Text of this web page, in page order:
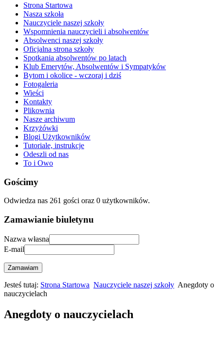
Strona Startowa
Nasza szkoła
Nauczyciele naszej szkoły
Wspomnienia nauczycieli i absolwentów
Absolwenci naszej szkoły
Oficjalna strona szkoły
Spotkania absolwentów po latach
Klub Emerytów, Absolwentów i Sympatyków
Bytom i okolice - wczoraj i dziś
Fotogaleria
Wieści
Kontakty
Plikownia
Nasze archiwum
Krzyżówki
Blogi Użytkowników
Tutoriale, instrukcje
Odeszli od nas
To i Owo
Gościmy
Odwiedza nas 261 gości oraz 0 użytkowników.
Zamawianie biuletynu
Nazwa własna
E-mail
Zamawiam
Jesteś tutaj: Strona Startowa Nauczyciele naszej szkoły Anegdoty o
nauczycielach
Anegdoty o nauczycielach